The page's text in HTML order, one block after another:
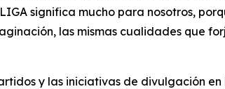
significa mucho para nosotros,
las mismas cualidades que
y las iniciativas de divulgación